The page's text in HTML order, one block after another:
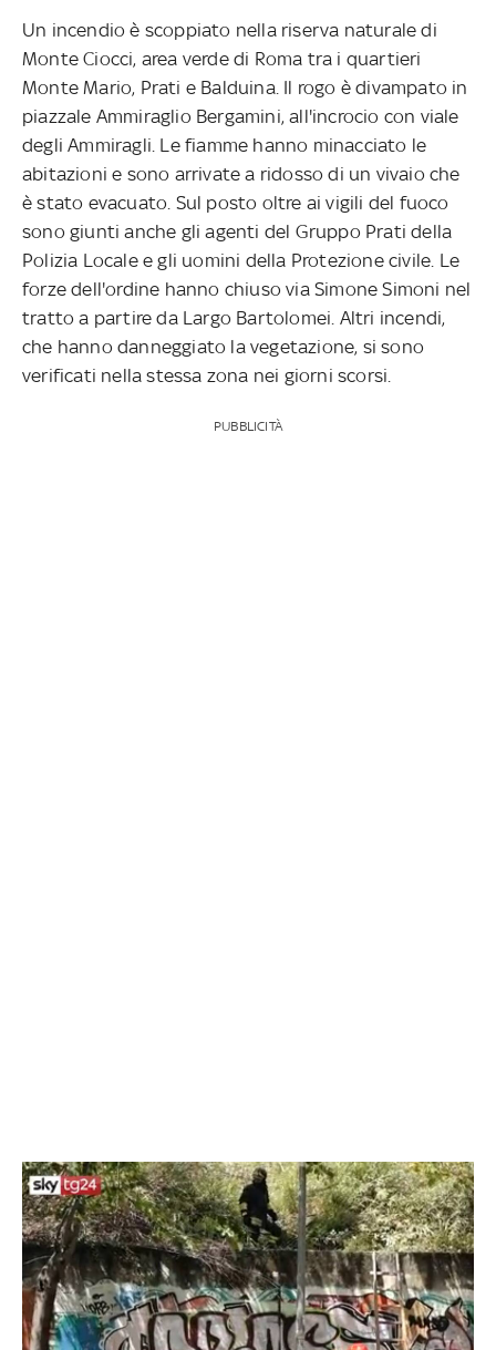
Un incendio è scoppiato nella riserva naturale di
Monte Ciocci, area verde di Roma tra i quartieri
Monte Mario, Prati e Balduina. Il rogo è divampato in
piazzale Ammiraglio Bergamini, all'incrocio con viale
degli Ammiragli. Le fiamme hanno minacciato le
abitazioni e sono arrivate a ridosso di un vivaio che
è stato evacuato. Sul posto oltre ai vigili del fuoco
sono giunti anche gli agenti del Gruppo Prati della
Polizia Locale e gli uomini della Protezione civile. Le
forze dell'ordine hanno chiuso via Simone Simoni nel
tratto a partire da Largo Bartolomei. Altri incendi,
che hanno danneggiato la vegetazione, si sono
verificati nella stessa zona nei giorni scorsi.
PUBBLICITÀ